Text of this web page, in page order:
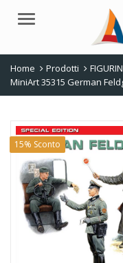
Menu
Home Prodotti
MiniArt 35315 German
15% Sconto